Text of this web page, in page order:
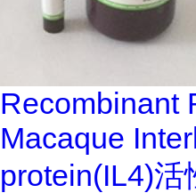
Recombinant
Macaque
protein(IL4)活